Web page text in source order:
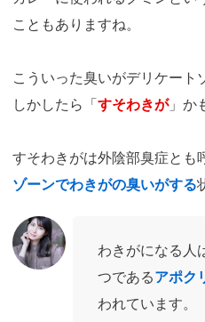
こともありますね。
こういった臭いがデリケート
しかしたら「 すそわきが」か
すそわきがは外陰部臭症とも
ゾーンでわきがの臭いがする
わきがになる人
つであるアポク
われています。